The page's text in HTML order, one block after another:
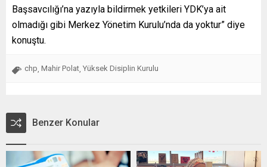
Başsavcılığı’na yazıyla bildirmek yetkileri YDK’ya ait
olmadığı gibi Merkez Yönetim Kurulu’nda da yoktur” diye
konuştu.
chp Mahir Polat Yüksek Disiplin Kurulu
Benzer Konular